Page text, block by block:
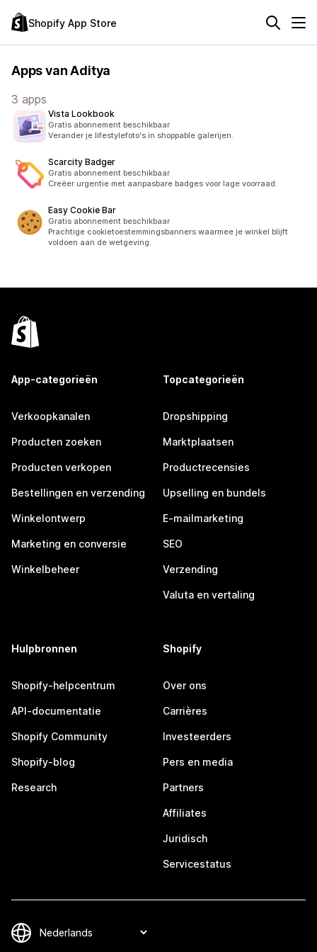
Shopify App Store
Apps van Aditya
3 apps
Vista Lookbook
Gratis abonnement beschikbaar
Verander je lifestylefoto's in shoppable galerijen.
Scarcity Badger
Gratis abonnement beschikbaar
Creëer urgentie met aanpasbare badges voor lage voorraad.
Easy Cookie Bar
Gratis abonnement beschikbaar
Prachtige cookietoestemmingsbanners waarmee je winkel blijft
voldoen aan de wetgeving.
App-categorieën
Verkoopkanalen
Producten zoeken
Producten verkopen
Bestellingen en verzending
Winkelontwerp
Marketing en conversie
Winkelbeheer
Topcategorieën
Dropshipping
Marktplaatsen
Productrecensies
Upselling en bundels
E-mailmarketing
SEO
Verzending
Valuta en vertaling
Hulpbronnen
Shopify-helpcentrum
API-documentatie
Shopify Community
Shopify-blog
Research
Shopify
Over ons
Carrières
Investeerders
Pers en media
Partners
Affiliates
Juridisch
Servicestatus